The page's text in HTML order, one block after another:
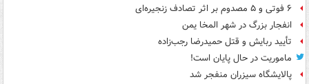
۶ فوتی و ۵ مصدوم بر اثر تصادف زنجیره‌ای
انفجار بزرگ در شهر المخا یمن
تأیید ربایش و قتل حمیدرضا رجب‌زاده
ماموریت در حال پایان است!
پالایشگاه سیزران منفجر شد